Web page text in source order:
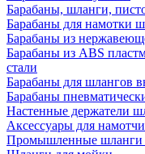
Барабаны, шланги,
Барабаны для намотки
Барабаны из
Барабаны из ABS
стали
Барабаны для шлангов
Барабаны
Настенные держатели
Аксессуары для
Промышленные шланги